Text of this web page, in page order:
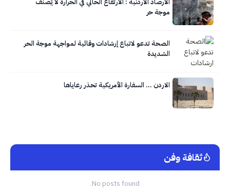
موجة حر
الصحة تدعو لاتباع إرشادات وقائية لمواجهة موجة الحر
الشديدة
الاردن … السفارة الأمريكية تحذر رعاياها
ثقافة وفن
No posts found.